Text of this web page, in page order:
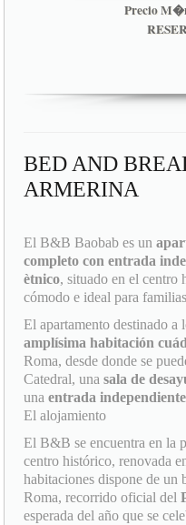
Precio
BED AND
ARMERINA
El B&B Baobab es un
completo con entrada
ètnico, situado en el centro
cómodo e ideal para
El apartamento destinado a
amplísima habitación
Roma, desde donde se
Catedral, unasala de
unaentrada independiente
El alojamiento
El B&B se encuentra en la
centro histórico, renovada
habitaciones dispone de un
Roma, recorrido oficial del
esperada del año que se